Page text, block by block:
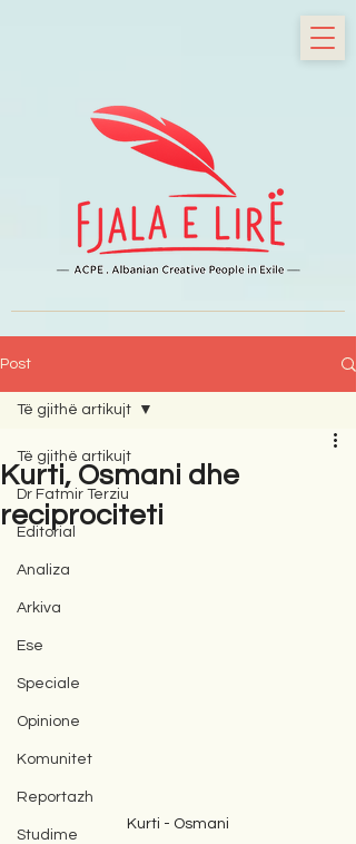
Post
Të gjithë artikujt
Dr Fatmir Terziu
Editorial
Analiza
Arkiva
Ese
Speciale
Opinione
Komunitet
Reportazh
Studime
Të gjithë artikujt
Kurti, Osmani dhe
reciprociteti
Kurti - Osmani